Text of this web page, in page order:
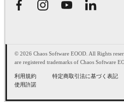
© 2026 Chaos Software EOOD. All Rights
are registered trademarks of Chaos Software
利用規約 特定商取引法に基づく表記
使用許諾